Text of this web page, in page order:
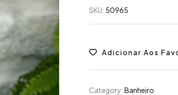
SKU: 50965
Adicionar Aos
Category:Banheiro